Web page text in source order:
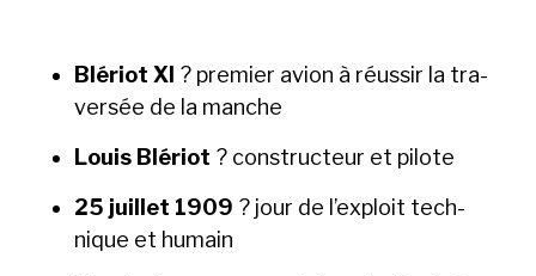
Bléri­ot XI ? pre­mier avion à réus­sir la tra­
ver­sée de la manche
Louis Bléri­ot ? con­struc­teur et pilote
25 juil­let 1909 ? jour de l’ex­ploit tech­
nique et humain